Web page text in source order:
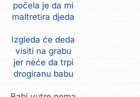
počela je da mi
maltretira djeda
Izgleda će deda
visiti na grabu
jer neće da trpi
drogiranu babu